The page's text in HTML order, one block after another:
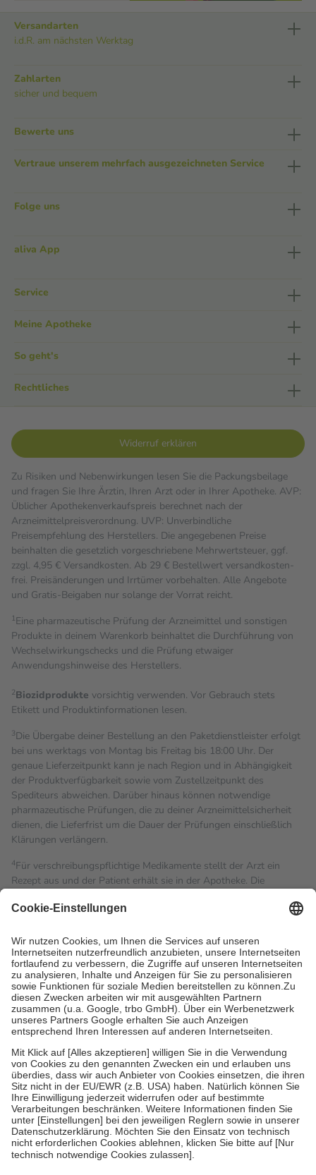
Versandarten
i.d.R. am nächsten Werktag
Zahlarten
sicher und bequem
Bewerte uns
Vertraue unserem mehrfach ausgezeichneten Service
Folge uns
aliva App
Service
Meine Apotheke
So geht's
Rechtliches
Widerruf erklären
Zu Risiken und Nebenwirkungen lesen Sie die Packungsbeilage
und fragen Sie Ihre Ärztin, Ihren Arzt oder in Ihrer Apotheke. AVP:
Üblicher Apothekenverkaufspreis berechnet nach der
Arzneimittelpreisverordnung. UVP: Unverbindliche
Preisempfehlung des Herstellers. Die angegebenen Preise
beinhalten die gesetzlich vorgeschriebene Mehrwertsteuer, ggf.
zzgl. 4,95 € Versandkosten. Ab 29 € Bestell­wert versand­kosten­
frei. Preisänderungen und Irrtümer vorbehalten. Alle Angebote
und Gratis-Beigaben nur solange der Vorrat reicht.
1Eine pharmazeutische Prüfung der Arzneimittel und sonstigen
Produkte in deinem Warenkorb beinhaltet die Durchführung von
Wechselwirkungschecks und die Prüfung etwaiger
Anwendungshinweise des Herstellers.
2Biozidprodukte vorsichtig verwenden. Vor Gebrauch stets
Etikett und Produktinformationen lesen.
3Die Übergabe deiner Bestellung an den Paketdienstleister erfolgt
bei uns werktags von Montag bis Freitag bis 18:00 Uhr. Der
genaue Lieferzeitpunkt kann je nach Region und in Abhängigkeit
der Produktverfügbarkeit sowie vom Zustellzeitpunkt des
Spediteurs abweichen. Darüber hinaus können notwendige
pharmazeutische Prüfungen, die zu deiner Arzneimittelsicherheit
dienen, die Lieferfrist um die Dauer der Prüfungen einschließlich
Klärungen verlängern.
4Für verschreibungspflichtige Medikamente stellt der Arzt ein
Rezept aus und der Patient erhält sie in der Apotheke. Die
Kosten dafür, der Versicherte trägt einen Teil davon als Zuzahlung
Grundsätzlich leisten Mitglieder Zuzahlungen in Höhe von zehn
Prozent des Abgabepreises,mindestensjedochfünf Euround
höchstens zehn Euro.Es sind jedoch nie mehr als die
tatsächlichen Kosten der Leistung zu entrichten.
Diese Regeln gelten grundsätzlich auch für Online-Apotheken.
Bei Heilmitteln und häuslicher Krankenpflege beträgt die
Zuzahlung zehn Prozent der Kosten sowie zehn Euro je
Um das Engagement der Versicherten für ihre eigene Gesundheit
zu stärken und die besondere Stellung der Familie zu unterstützen,
fallenkeine Zuzahlungenan bei:
• Kindern und Jugendlichen bis zum vollendeten 18. Lebensjahr
mit Ausnahme der Fahrkosten
• Untersuchungen zur Vorsorge und Früherkennung, die von der
GKV getragen werden
• empfohlenen Schutzimpfungen